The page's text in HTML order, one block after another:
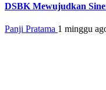
DSBK Mewujudkan
Panji Pratama 1 minggu